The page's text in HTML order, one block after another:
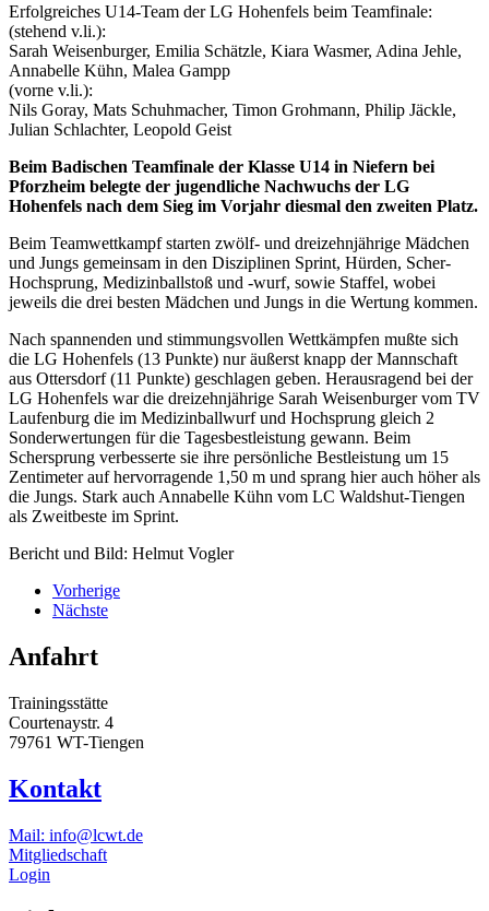
Erfolgreiches U14-Team der LG Hohenfels beim Teamfinale:
(stehend v.li.):
Sarah Weisenburger, Emilia Schätzle, Kiara Wasmer, Adina Jehle,
Annabelle Kühn, Malea Gampp
(vorne v.li.):
Nils Goray, Mats Schuhmacher, Timon Grohmann, Philip Jäckle,
Julian Schlachter, Leopold Geist
Beim Badischen Teamfinale der Klasse U14 in Niefern bei
Pforzheim belegte der jugendliche Nachwuchs der LG
Hohenfels nach dem Sieg im Vorjahr diesmal den zweiten Platz.
Beim Teamwettkampf starten zwölf- und dreizehnjährige Mädchen
und Jungs gemeinsam in den Disziplinen Sprint, Hürden, Scher-
Hochsprung, Medizinballstoß und -wurf, sowie Staffel, wobei
jeweils die drei besten Mädchen und Jungs in die Wertung kommen.
Nach spannenden und stimmungsvollen Wettkämpfen mußte sich
die LG Hohenfels (13 Punkte) nur äußerst knapp der Mannschaft
aus Ottersdorf (11 Punkte) geschlagen geben. Herausragend bei der
LG Hohenfels war die dreizehnjährige Sarah Weisenburger vom TV
Laufenburg die im Medizinballwurf und Hochsprung gleich 2
Sonderwertungen für die Tagesbestleistung gewann. Beim
Schersprung verbesserte sie ihre persönliche Bestleistung um 15
Zentimeter auf hervorragende 1,50 m und sprang hier auch höher als
die Jungs. Stark auch Annabelle Kühn vom LC Waldshut-Tiengen
als Zweitbeste im Sprint.
Bericht und Bild: Helmut Vogler
Vorherige
Nächste
Anfahrt
Trainingsstätte
Courtenaystr. 4
79761 WT-Tiengen
Kontakt
Mail: info@lcwt.de
Mitgliedschaft
Login